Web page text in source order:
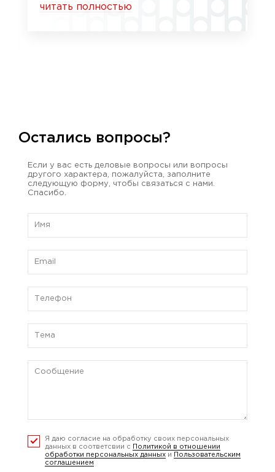
читать полностью
Остались вопросы?
Если у вас есть деловые вопросы или вопросы
другого характера, пожалуйста, заполните
следующую форму, чтобы связаться с нами.
Спасибо.
Я даю согласие на обработку своих персональных
данных в соответсвии с
Политикой в отношении
обработки персональных данных и
Пользовательским
соглашением